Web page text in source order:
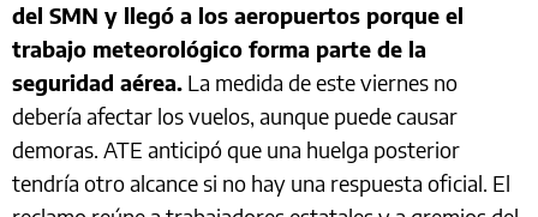
del SMN y llegó a los aeropuertos porque el
trabajo meteorológico forma parte de la
seguridad aérea. La medida de este viernes no
debería afectar los vuelos, aunque puede causar
demoras. ATE anticipó que una huelga posterior
tendría otro alcance si no hay una respuesta oficial. El